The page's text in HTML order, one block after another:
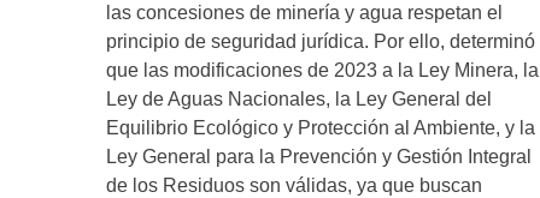
las concesiones de minería y agua respetan el
principio de seguridad jurídica. Por ello, determinó
que las modificaciones de 2023 a la Ley Minera, la
Ley de Aguas Nacionales, la Ley General del
Equilibrio Ecológico y Protección al Ambiente, y la
Ley General para la Prevención y Gestión Integral
de los Residuos son válidas, ya que buscan